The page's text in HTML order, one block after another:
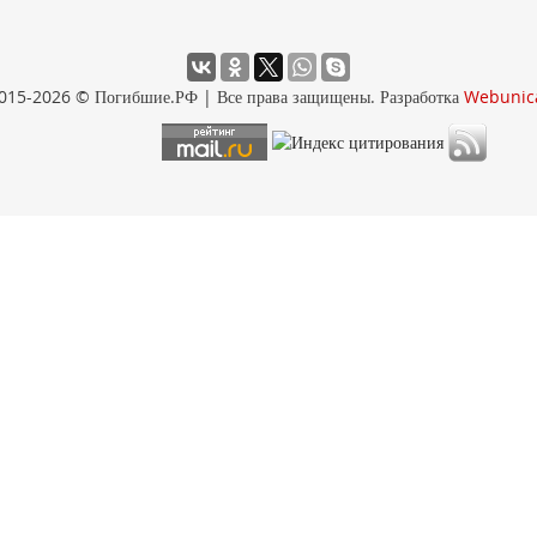
2026 © Погибшие.РФ | Все права защищены. Разработка